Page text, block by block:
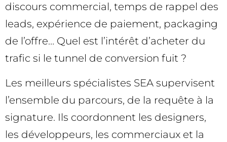
discours commercial, temps de rappel des
leads, expérience de paiement, packaging
de l’offre… Quel est l’intérêt d’acheter du
trafic si le tunnel de conversion fuit ?
Les meilleurs spécialistes SEA supervisent
l’ensemble du parcours, de la requête à la
signature. Ils coordonnent les designers,
les développeurs, les commerciaux et la